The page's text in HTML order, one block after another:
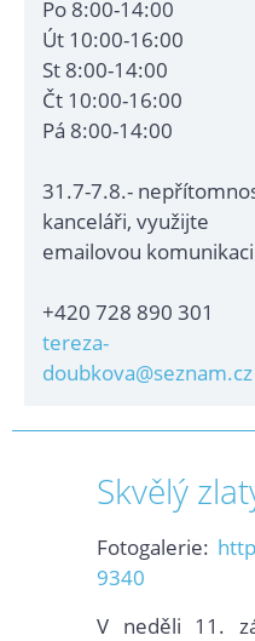
Po 8:00-14:00
Út 10:00-16:00
St 8:00-14:00
Čt 10:00-16:00
Pá 8:00-14:00
31.7-7.8.-
kanceláři, využijte
emailovou komunikaci
+420 728 890 301
tereza-
doubkova@seznam.cz
Skvělý
Fotogalerie:
9340
V neděli 11.